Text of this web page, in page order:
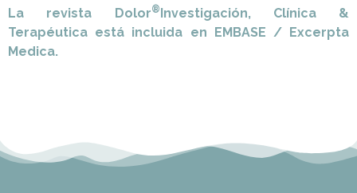
La revista Dolor® Investigación, Clínica &
Terapéutica está incluida en EMBASE / Excerpta
Medica.